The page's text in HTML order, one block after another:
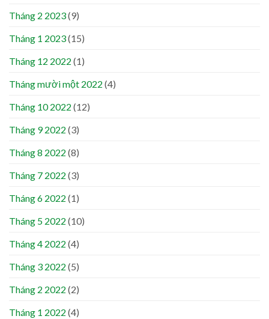
Tháng 2 2023(9)
Tháng 1 2023(15)
Tháng 12 2022 (1)
Tháng mười một 2022 (4)
Tháng 10 2022 (12)
Tháng 9 2022 (3)
Tháng 8 2022 (8)
Tháng 7 2022 (3)
Tháng 6 2022 (1)
Tháng 5 2022 (10)
Tháng 4 2022 (4)
Tháng 3 2022 (5)
Tháng 2 2022 (2)
Tháng 1 2022 (4)